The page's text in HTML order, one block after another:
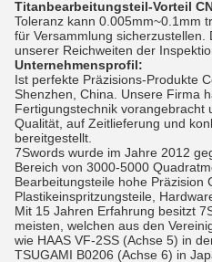
Titanbearbeitungsteil-Vorteil
Toleranz kann 0.005mm~0.1mm
für Versammlung sicherzustellen.
unserer Reichweiten der
Unternehmensprofil:
Ist perfekte Präzisions-Produkte
Shenzhen, China. Unsere Firma
Fertigungstechnik vorangebracht
Qualität, auf Zeitlieferung und
bereitgestellt.
7Swords wurde im Jahre 2012
Bereich von 3000-5000
Bearbeitungsteile hohe Präzision
Plastikeinspritzungsteile,
Mit 15 Jahren Erfahrung besitzt
meisten, welchen aus den
wie HAAS VF-2SS (Achse 5) in
TSUGAMI B0206 (Achse 6) in